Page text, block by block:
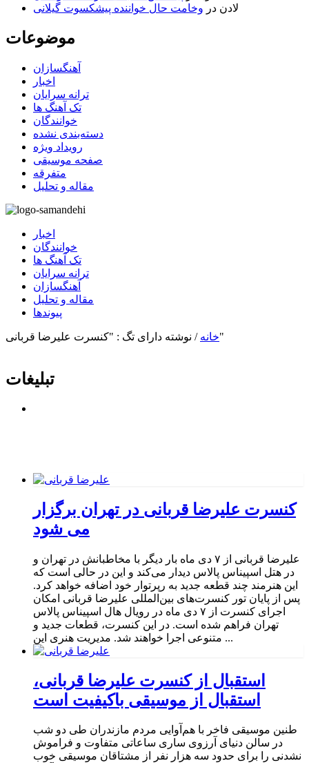
لادن در وخامت حال خواننده پیشکسوت گیلانی
موضوعات
آهنگسازان
اخبار
ترانه سرایان
تک آهنگ ها
خوانندگان
دسته‌بندی نشده
رویداد ویژه
صفحه موسیقی
متفرقه
مقاله و تحلیل
اخبار
خوانندگان
تک آهنگ ها
ترانه سرایان
آهنگسازان
مقاله و تحلیل
پیوندها
خانه / نوشته دارای تگ : "کنسرت علیرضا قربانی"
تبلیغات
کنسرت علیرضا قربانی در تهران برگزار
می شود
علیرضا قربانی از ۷ دی‌ ماه بار دیگر با مخاطبانش در تهران و
در هتل اسپیناس پالاس دیدار می‌کند و این در حالی است که
این هنرمند چند قطعه جدید به رپرتوار خود اضافه خواهد کرد.
پس از پایان تور کنسرت‌های بین‌المللی علیرضا قربانی امکان
اجرای کنسرت از ۷ دی ماه در رویال هال اسپیناس پالاس
تهران فراهم شده است. در این کنسرت، قطعات جدید و
متنوعی اجرا خواهند شد. مدیریت هنری این ...
استقبال از کنسرت علیرضا قربانی،
استقبال از موسیقی باکیفیت است
طنین موسیقی فاخر با هم‌آوایی مردم مازندران طی دو شب
در سالن دنیای آرزوی ساری ساعاتی متفاوت و فراموش
نشدنی را برای حدود سه هزار نفر از مشتاقان موسیقی خوب